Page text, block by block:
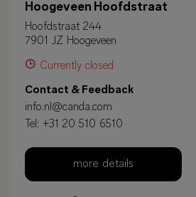
Hoogeveen Hoofdstraat
Hoofdstraat 244
7901 JZ Hoogeveen
Currently closed
Contact & Feedback
info.nl@canda.com
Tel: +31 20 510 6510
more details